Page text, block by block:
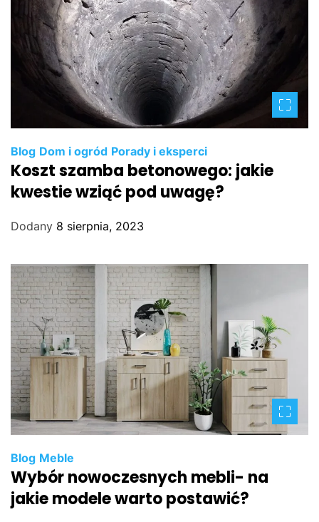
Blog Dom i ogród Porady i eksperci
Koszt szamba betonowego: jakie
kwestie wziąć pod uwagę?
Dodany 8 sierpnia, 2023
Blog Meble
Wybór nowoczesnych mebli- na
jakie modele warto postawić?